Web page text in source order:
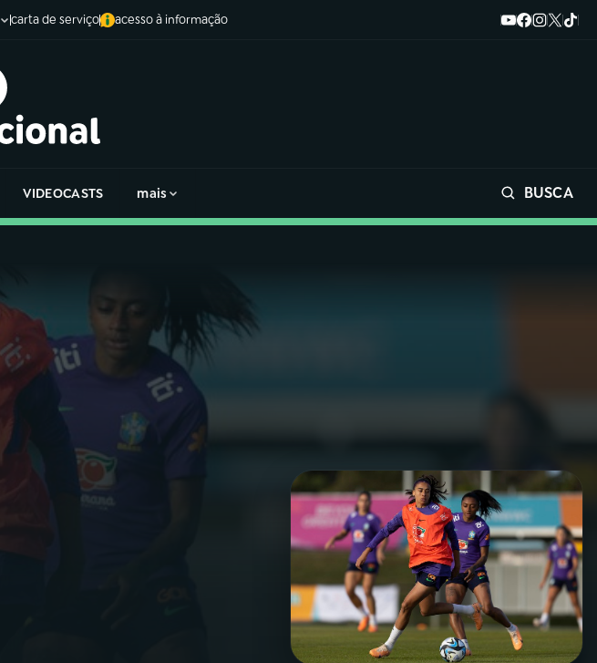
carta de serviço acesso à informação
VIDEOCASTS mais BUSCA